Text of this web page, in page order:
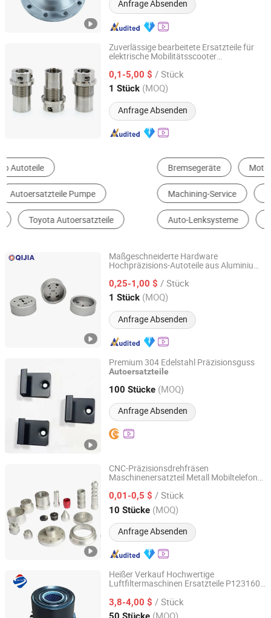
Anfrage Absenden
Zuverlässige bearbeitete Ersatzteile für
elektrische Mobilitätsscooter
0,1-5,00 $ / Stück
1 Stück (MOQ)
Anfrage Absenden
Qingdao Kaijiadi Machinery Technology Co., Ltd.
Shandong, China Seit 2026
Bremsegeräte
Machining-Service Suspension System
Auto-Lenksysteme Andere Autosteile
Maßgeschneiderte Hardware
Hochpräzisions-Autoteile aus Aluminium,
Motorrad / Auto / Ersatzteil
0,25-1,00 $ / Stück
1 Stück (MOQ)
Anfrage Absenden
Dongguan Qijia Precision Technology Co., LTD
Guangdong, China Seit 2022
Premium 304 Edelstahl Präzisionsguss
Autoersatzteile
100 Stücke (MOQ)
Anfrage Absenden
Xi'an Qiyu Machinery Equipment Co., Ltd.
Shaanxi, China Seit 2025
CNC-Präzisionsdrehfräsen
Maschinenersatzteil Metall Mobiltelefon
Maschinenboot Maschinen Autoteile
0,01-0,5 $ / Stück
10 Stücke (MOQ)
Anfrage Absenden
Ningbo Custom Hardware Technology Co., Ltd.
Zhejiang, China Seit 2020
Heißer Verkauf Hochwertige
Luftfiltermaschinen Ersatzteile P123160
3,8-4,00 $ / Stück
(MOQ)
Qinghe Jinyao Auto Parts Co., Ltd.
Hebei, China Seit 2024